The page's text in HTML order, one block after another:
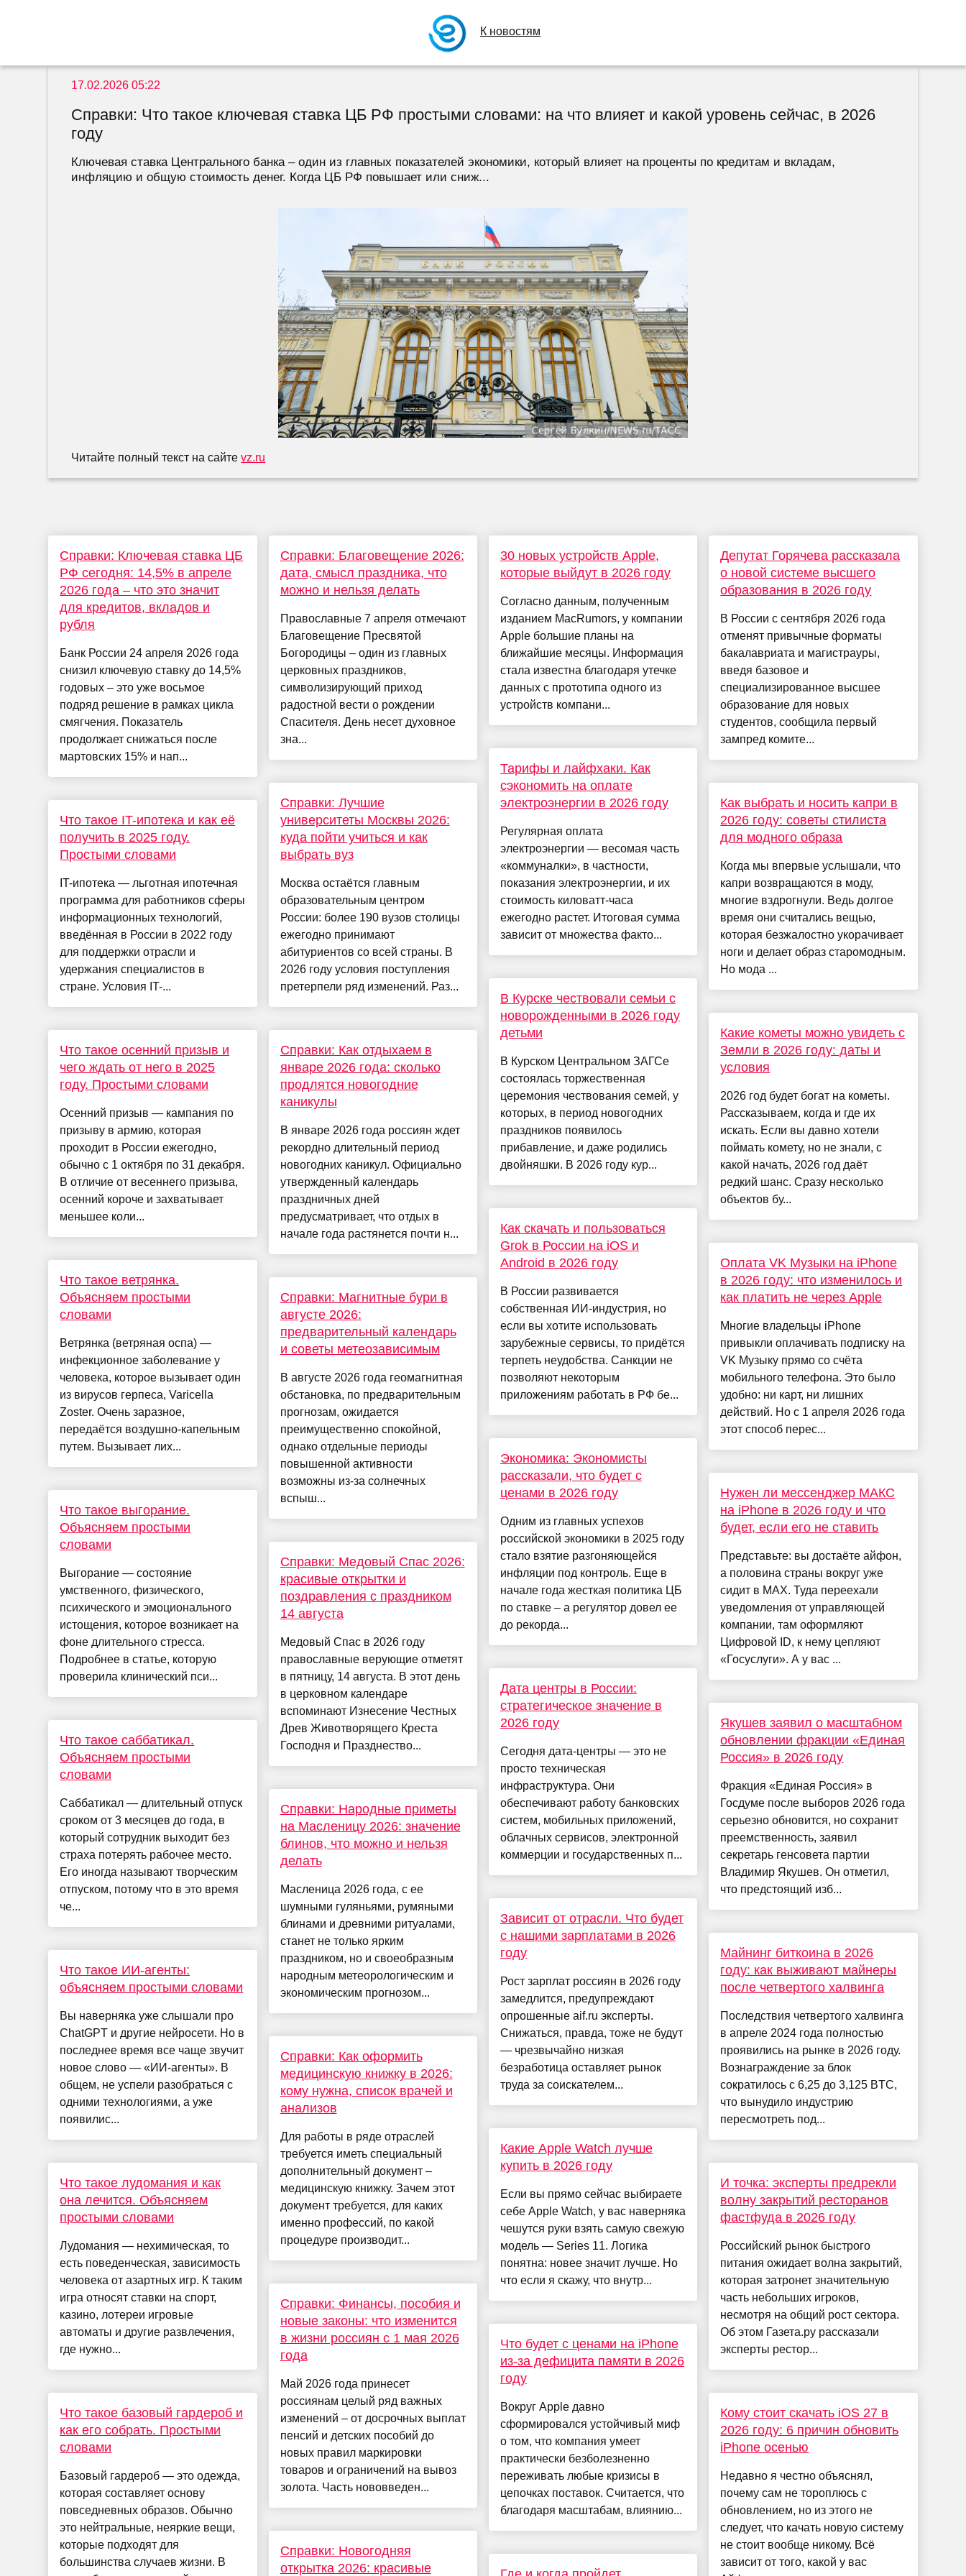
К новостям
17.02.2026 05:22
Справки: Что такое ключевая ставка ЦБ РФ простыми словами: на что влияет и какой уровень сейчас, в 2026
году
Ключевая ставка Центрального банка – один из главных показателей экономики, который влияет на проценты по кредитам и вкладам,
инфляцию и общую стоимость денег. Когда ЦБ РФ повышает или сниж...
Читайте полный текст на сайтеvz.ru
Справки: Ключевая ставка ЦБ
РФ сегодня: 14,5% в апреле
2026 года – что это значит
для кредитов, вкладов и
рубля
Банк России 24 апреля 2026 года
снизил ключевую ставку до 14,5%
годовых – это уже восьмое
подряд решение в рамках цикла
смягчения. Показатель
продолжает снижаться после
мартовских 15% и нап...
Что такое IT-ипотека и как её
получить в 2025 году.
Простыми словами
IT-ипотека — льготная ипотечная
программа для работников сферы
информационных технологий,
введённая в России в 2022 году
для поддержки отрасли и
удержания специалистов в
стране. Условия IT-...
Что такое осенний призыв и
чего ждать от него в 2025
году. Простыми словами
Осенний призыв — кампания по
призыву в армию, которая
проходит в России ежегодно,
обычно с 1 октября по 31 декабря.
В отличие от весеннего призыва,
осенний короче и захватывает
меньшее коли...
Что такое ветрянка.
Объясняем простыми
словами
Ветрянка (ветряная оспа) —
инфекционное заболевание у
человека, которое вызывает один
из вирусов герпеса, Varicella
Zoster. Очень заразное,
передаётся воздушно-капельным
путем. Вызывает лих...
Что такое выгорание.
Объясняем простыми
словами
Выгорание — состояние
умственного, физического,
психического и эмоционального
истощения, которое возникает на
фоне длительного стресса.
Подробнее в статье, которую
проверила клинический пси...
Что такое саббатикал.
Объясняем простыми
словами
Саббатикал — длительный отпуск
сроком от 3 месяцев до года, в
который сотрудник выходит без
страха потерять рабочее место.
Его иногда называют творческим
отпуском, потому что в это время
че...
Что такое ИИ-агенты:
объясняем простыми словами
Вы наверняка уже слышали про
ChatGPT и другие нейросети. Но в
последнее время все чаще звучит
новое слово — «ИИ-агенты». В
общем, не успели разобраться с
одними технологиями, а уже
появилис...
Что такое лудомания и как
она лечится. Объясняем
простыми словами
Лудомания — нехимическая, то
есть поведенческая, зависимость
человека от азартных игр. К таким
игра относят ставки на спорт,
казино, лотереи игровые
автоматы и другие развлечения,
где нужно...
Что такое базовый гардероб и
как его собрать. Простыми
словами
Базовый гардероб — это одежда,
которая составляет основу
повседневных образов. Обычно
это нейтральные, неяркие вещи,
которые подходят для
большинства случаев жизни. В
Справки: Благовещение 2026:
дата, смысл праздника, что
можно и нельзя делать
Православные 7 апреля отмечают
Благовещение Пресвятой
Богородицы – один из главных
церковных праздников,
символизирующий приход
радостной вести о рождении
Спасителя. День несет духовное
зна...
Справки: Лучшие
университеты Москвы 2026:
куда пойти учиться и как
выбрать вуз
Москва остаётся главным
образовательным центром
России: более 190 вузов столицы
ежегодно принимают
абитуриентов со всей страны. В
2026 году условия поступления
претерпели ряд изменений. Раз...
Справки: Как отдыхаем в
январе 2026 года: сколько
продлятся новогодние
каникулы
В январе 2026 года россиян ждет
рекордно длительный период
новогодних каникул. Официально
утвержденный календарь
праздничных дней
предусматривает, что отдых в
начале года растянется почти н...
Справки: Магнитные бури в
августе 2026:
предварительный календарь
и советы метеозависимым
В августе 2026 года геомагнитная
обстановка, по предварительным
прогнозам, ожидается
преимущественно спокойной,
однако отдельные периоды
повышенной активности
возможны из-за солнечных
вспыш...
Справки: Медовый Спас 2026:
красивые открытки и
поздравления с праздником
14 августа
Медовый Спас в 2026 году
православные верующие отметят
в пятницу, 14 августа. В этот день
в церковном календаре
вспоминают Изнесение Честных
Древ Животворящего Креста
Господня и Празднество...
Справки: Народные приметы
на Масленицу 2026: значение
блинов, что можно и нельзя
делать
Масленица 2026 года, с ее
шумными гуляньями, румяными
блинами и древними ритуалами,
станет не только ярким
праздником, но и своеобразным
народным метеорологическим и
экономическим прогнозом...
Справки: Как оформить
медицинскую книжку в 2026:
кому нужна, список врачей и
анализов
Для работы в ряде отраслей
требуется иметь специальный
дополнительный документ –
медицинскую книжку. Зачем этот
документ требуется, для каких
именно профессий, по какой
процедуре производит...
Справки: Финансы, пособия и
новые законы: что изменится
в жизни россиян с 1 мая 2026
года
Май 2026 года принесет
россиянам целый ряд важных
изменений – от досрочных выплат
пенсий и детских пособий до
новых правил маркировки
товаров и ограничений на вывоз
золота. Часть нововведен...
Справки: Новогодняя
открытка 2026: красивые
30 новых устройств Apple,
которые выйдут в 2026 году
Согласно данным, полученным
изданием MacRumors, у компании
Apple большие планы на
ближайшие месяцы. Информация
стала известна благодаря утечке
данных с прототипа одного из
устройств компани...
Тарифы и лайфхаки. Как
сэкономить на оплате
электроэнергии в 2026 году
Регулярная оплата
электроэнергии — весомая часть
«коммуналки», в частности,
показания электроэнергии, и их
стоимость киловатт-часа
ежегодно растет. Итоговая сумма
зависит от множества факто...
В Курске чествовали семьи с
новорожденными в 2026 году
детьми
В Курском Центральном ЗАГСе
состоялась торжественная
церемония чествования семей, у
которых, в период новогодних
праздников появилось
прибавление, и даже родились
двойняшки. В 2026 году кур...
Как скачать и пользоваться
Grok в России на iOS и
Android в 2026 году
В России развивается
собственная ИИ-индустрия, но
если вы хотите использовать
зарубежные сервисы, то придётся
терпеть неудобства. Санкции не
позволяют некоторым
приложениям работать в РФ бе...
Экономика: Экономисты
рассказали, что будет с
ценами в 2026 году
Одним из главных успехов
российской экономики в 2025 году
стало взятие разгоняющейся
инфляции под контроль. Еще в
начале года жесткая политика ЦБ
по ставке – а регулятор довел ее
до рекорда...
Дата центры в России:
стратегическое значение в
2026 году
Сегодня дата-центры — это не
просто техническая
инфраструктура. Они
обеспечивают работу банковских
систем, мобильных приложений,
облачных сервисов, электронной
коммерции и государственных п...
Зависит от отрасли. Что будет
с нашими зарплатами в 2026
году
Рост зарплат россиян в 2026 году
замедлится, предупреждают
опрошенные aif.ru эксперты.
Снижаться, правда, тоже не будут
— чрезвычайно низкая
безработица оставляет рынок
труда за соискателем...
Какие Apple Watch лучше
купить в 2026 году
Если вы прямо сейчас выбираете
себе Apple Watch, у вас наверняка
чешутся руки взять самую свежую
модель — Series 11. Логика
понятна: новее значит лучше. Но
что если я скажу, что внутр...
Что будет с ценами на iPhone
из-за дефицита памяти в 2026
году
Вокруг Apple давно
сформировался устойчивый миф
о том, что компания умеет
практически безболезненно
переживать любые кризисы в
цепочках поставок. Считается, что
благодаря масштабам, влиянию...
Депутат Горячева рассказала
о новой системе высшего
образования в 2026 году
В России с сентября 2026 года
отменят привычные форматы
бакалавриата и магистрауры,
введя базовое и
специализированное высшее
образование для новых
студентов, сообщила первый
зампред комите...
Как выбрать и носить капри в
2026 году: советы стилиста
для модного образа
Когда мы впервые услышали, что
капри возвращаются в моду,
многие вздрогнули. Ведь долгое
время они считались вещью,
которая безжалостно укорачивает
ноги и делает образ старомодным.
Но мода ...
Какие кометы можно увидеть с
Земли в 2026 году: даты и
условия
2026 год будет богат на кометы.
Рассказываем, когда и где их
искать. Если вы давно хотели
поймать комету, но не знали, с
какой начать, 2026 год даёт
редкий шанс. Сразу несколько
объектов бу...
Оплата VK Музыки на iPhone
в 2026 году: что изменилось и
как платить не через Apple
Многие владельцы iPhone
привыкли оплачивать подписку на
VK Музыку прямо со счёта
мобильного телефона. Это было
удобно: ни карт, ни лишних
действий. Но с 1 апреля 2026 года
этот способ перес...
Нужен ли мессенджер МАКС
на iPhone в 2026 году и что
будет, если его не ставить
Представьте: вы достаёте айфон,
а половина страны вокруг уже
сидит в MAX. Туда переехали
уведомления от управляющей
компании, там оформляют
Цифровой ID, к нему цепляют
«Госуслуги». А у вас ...
Якушев заявил о масштабном
обновлении фракции «Единая
Россия» в 2026 году
Фракция «Единая Россия» в
Госдуме после выборов 2026 года
серьезно обновится, но сохранит
преемственность, заявил
секретарь генсовета партии
Владимир Якушев. Он отметил,
что предстоящий изб...
Майнинг биткоина в 2026
году: как выживают майнеры
после четвертого халвинга
Последствия четвертого халвинга
в апреле 2024 года полностью
проявились на рынке в 2026 году.
Вознаграждение за блок
сократилось с 6,25 до 3,125 BTC,
что вынудило индустрию
пересмотреть под...
И точка: эксперты предрекли
волну закрытий ресторанов
фастфуда в 2026 году
Российский рынок быстрого
питания ожидает волна закрытий,
которая затронет значительную
часть небольших игроков,
несмотря на общий рост сектора.
Об этом Газета.ру рассказали
эксперты рестор...
Кому стоит скачать iOS 27 в
2026 году: 6 причин обновить
iPhone осенью
Недавно я честно объяснял,
почему сам не тороплюсь с
обновлением, но из этого не
следует, что качать новую систему
не стоит вообще никому. Всё
зависит от того, какой у вас